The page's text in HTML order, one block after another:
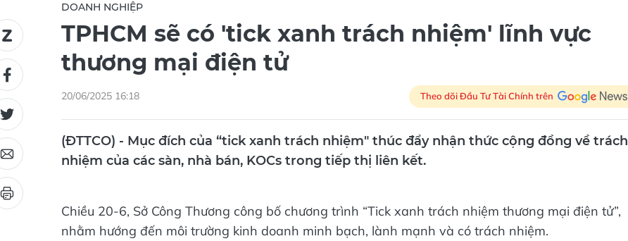
DOANH NGHIỆP
TPHCM sẽ có 'tick xanh trách nhiệm' lĩnh vực
thương mại điện tử
20/06/2025 16:18 Theo dõi Đầu Tư Tài Chính trên
(ĐTTCO) - Mục đích của “tick xanh trách nhiệm" thúc đẩy nhận thức cộng đồng về trách
nhiệm của các sàn, nhà bán, KOCs trong tiếp thị liên kết.
Chiều 20-6, Sở Công Thương công bố chương trình “Tick xanh trách nhiệm thương mại điện tử”,
nhằm hướng đến môi trường kinh doanh minh bạch, lành mạnh và có trách nhiệm.